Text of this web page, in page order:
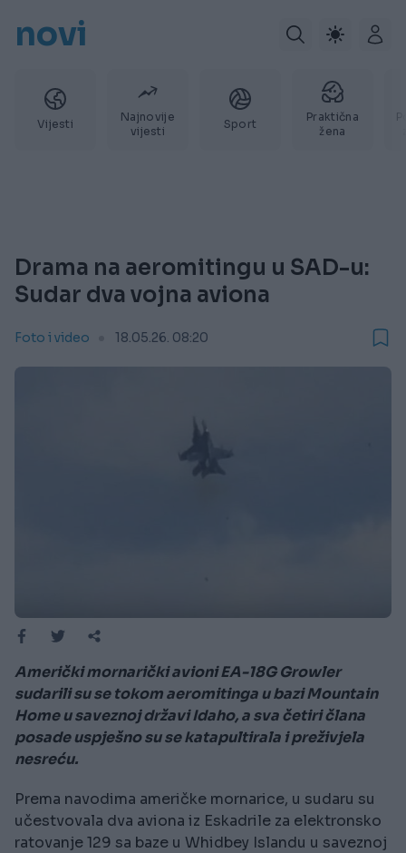
novi
Vijesti
Najnovije
vijesti
Sport
Praktična
žena
Drama na aeromitingu u SAD-u:
Sudar dva vojna aviona
Foto i video 18.05.26. 08:20
Američki mornarički avioni EA-18G Growler
sudarili su se tokom aeromitinga u bazi Mountain
Home u saveznoj državi Idaho, a sva četiri člana
posade uspješno su se katapultirala i preživjela
nesreću.
Prema navodima američke mornarice, u sudaru su
učestvovala dva aviona iz Eskadrile za elektronsko
ratovanje 129 sa baze u Whidbey Islandu u saveznoj